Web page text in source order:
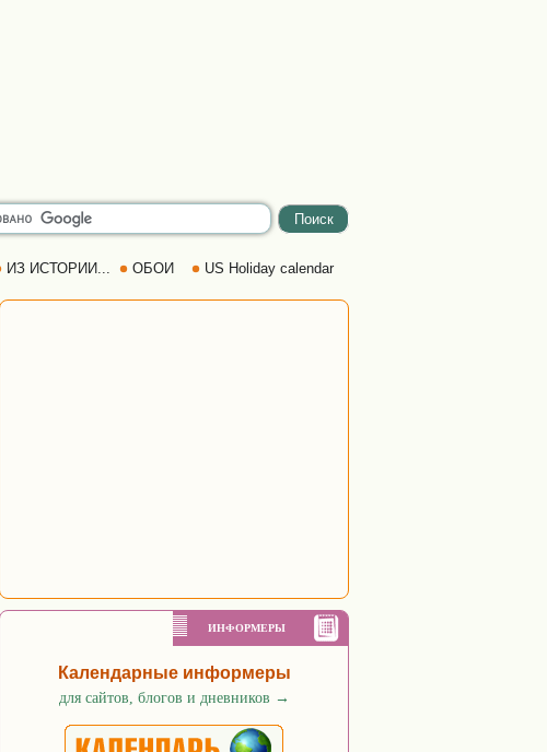
ИЗ ИСТОРИИ... ОБОИ US Holiday calendar
ИНФОРМЕРЫ
Календарные информеры
для сайтов, блогов и дневников →